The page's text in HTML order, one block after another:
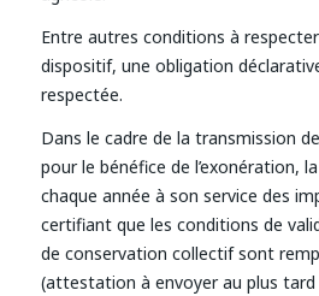
Entre autres conditions à
dispositif, une obligation
respectée.
Dans le cadre de la transmission
pour le bénéfice de l’exonération,
chaque année à son service des
certifiant que les conditions de
de conservation collectif sont
(attestation à envoyer au plus tard